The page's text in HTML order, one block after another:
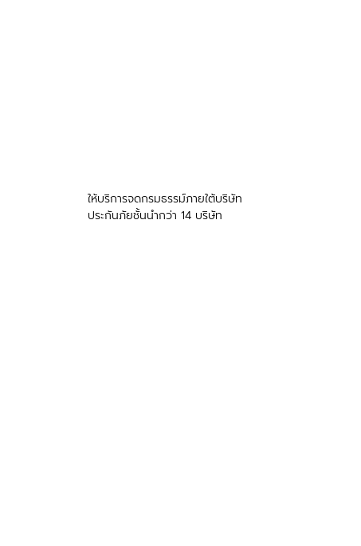
ให้บริการจดกรมธรรม์ภายใต้บริษัท
ประกันภัยชั้นนำกว่า 14 บริษัท